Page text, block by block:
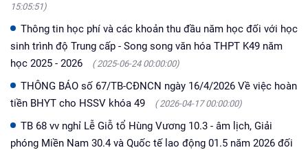
15:05:51)
Thông tin học phí và các khoản thu đầu năm học đối với học
sinh trình độ Trung cấp - Song song văn hóa THPT K49 năm
học 2025 - 2026
( 2025-06-24 00:00:00)
THÔNG BÁO số 67/TB-CĐNCN ngày 16/4/2026 Về việc hoàn
tiền BHYT cho HSSV khóa 49
( 2026-04-17 00:00:00)
TB 68 vv nghỉ Lễ Giỗ tổ Hùng Vương 10.3 - âm lịch, Giải
phóng Miền Nam 30.4 và Quốc tế lao động 01.5 năm 2026 đối